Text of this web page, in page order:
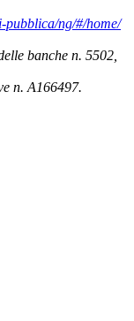
ng/#/home/
banche n. 5502,
n. A166497.